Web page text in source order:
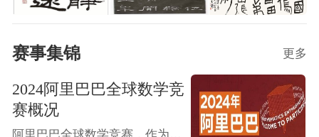
赛事集锦 更多
2024阿里巴巴全球数学竞
赛概况
阿里巴巴全球数学竞赛，作为由阿里巴巴公益基金会和阿里巴巴达摩院共同主办的全球性数学盛会，自2018年启动以来，已迅速成长为全球最大的在线数学竞赛之一。